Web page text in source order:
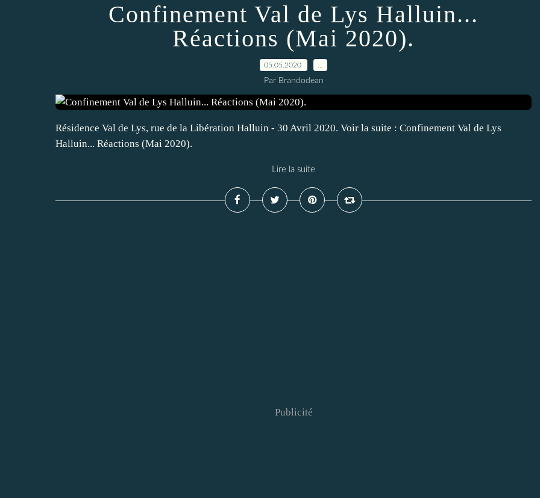
Confinement Val de Lys Halluin...
Réactions (Mai 2020).
05.05.2020
Par Brandodean
Résidence Val de Lys, rue de la Libération Halluin - 30 Avril 2020. Voir la suite : Confinement Val de Lys
Halluin... Réactions (Mai 2020).
Lire la suite
Publicité